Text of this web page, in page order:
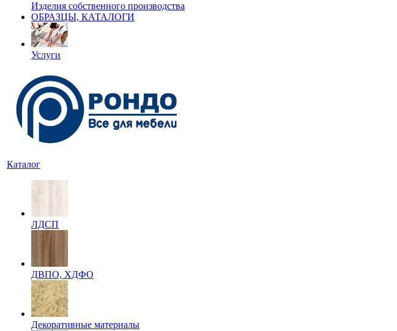
Изделия собственного производства
ОБРАЗЦЫ, КАТАЛОГИ
Услуги
Каталог
ЛДСП
ДВПО, ХДФО
Декоративные материалы